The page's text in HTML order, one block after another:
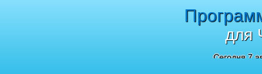
для
Сегодня 7